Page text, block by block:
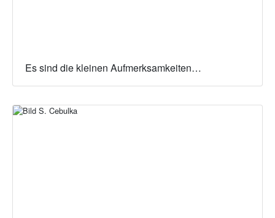
Es sind die kleinen Aufmerksamkeiten…